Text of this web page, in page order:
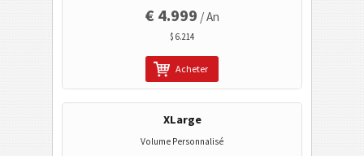
Wi-Fi codes barres
€ 4.999 / An
$ 6.214
Acheter
XLarge
Volume Personnalisé